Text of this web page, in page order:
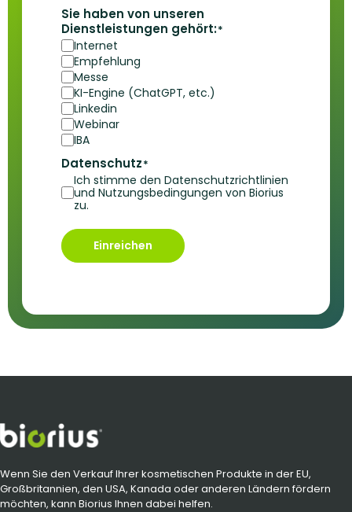
Sie haben von unseren
Dienstleistungen gehört:*
Internet
Empfehlung
Messe
KI-Engine (ChatGPT, etc.)
Linkedin
Webinar
IBA
Datenschutz*
Ich stimme den Datenschutzrichtlinien
und Nutzungsbedingungen von Biorius
zu.
Einreichen
Wenn Sie den Verkauf Ihrer kosmetischen Produkte in der EU,
Großbritannien, den USA, Kanada oder anderen Ländern fördern
möchten, kann Biorius Ihnen dabei helfen.